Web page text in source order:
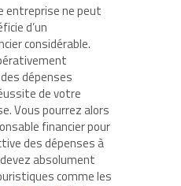
entreprise ne peut
d’un
considérable.
dépenses
de votre
Vous pourrez alors
financier pour
des dépenses à
absolument
comme les